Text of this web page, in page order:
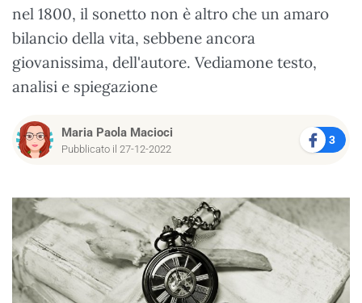
nel 1800, il sonetto non è altro che un amaro
bilancio della vita, sebbene ancora
giovanissima, dell'autore. Vediamone testo,
analisi e spiegazione
Maria Paola Macioci
Pubblicato il 27-12-2022
3